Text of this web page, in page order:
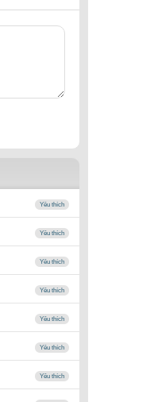
Yêu thích
Yêu thích
Yêu thích
Yêu thích
Yêu thích
Yêu thích
Yêu thích